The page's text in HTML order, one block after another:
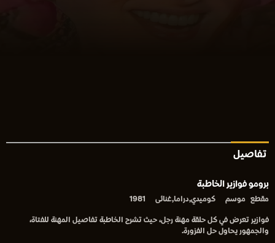
تفاصيل
برومو فوازير الخاطبة
مقطع موسم كوميدي,دراما,غنائى 1981
فوازير تعرض في كل حلقة مهنة رجل، حيث تشرح الخاطبة تفاصيل المهنة للفتاة،
والجمهور يحاول حل الفزورة.